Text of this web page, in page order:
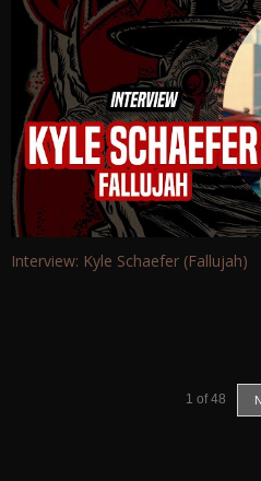
Interview: Kyle Schaefer (Fallujah)
1 of 48